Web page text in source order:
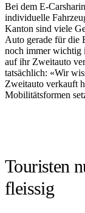
Bei dem E-
individuelle
Kanton sind viele
Auto gerade für die
noch immer wichtig
auf ihr Zweitauto
tatsächlich: «Wir
Zweitauto verkauft
Mobilitätsformen
Touristen
fleissig